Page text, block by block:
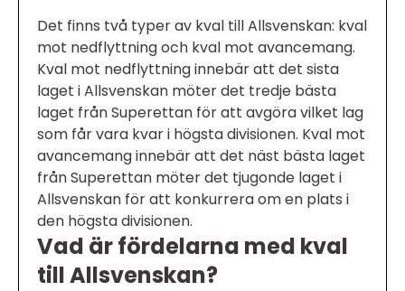
Det finns två typer av kval till Allsvenskan: kval
mot nedflyttning och kval mot avancemang.
Kval mot nedflyttning innebär att det sista
laget i Allsvenskan möter det tredje bästa
laget från Superettan för att avgöra vilket lag
som får vara kvar i högsta divisionen. Kval mot
avancemang innebär att det näst bästa laget
från Superettan möter det tjugonde laget i
Allsvenskan för att konkurrera om en plats i
den högsta divisionen.
Vad är fördelarna med kval
till Allsvenskan?